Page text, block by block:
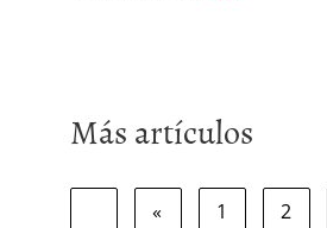
Más artículos
« 1 2